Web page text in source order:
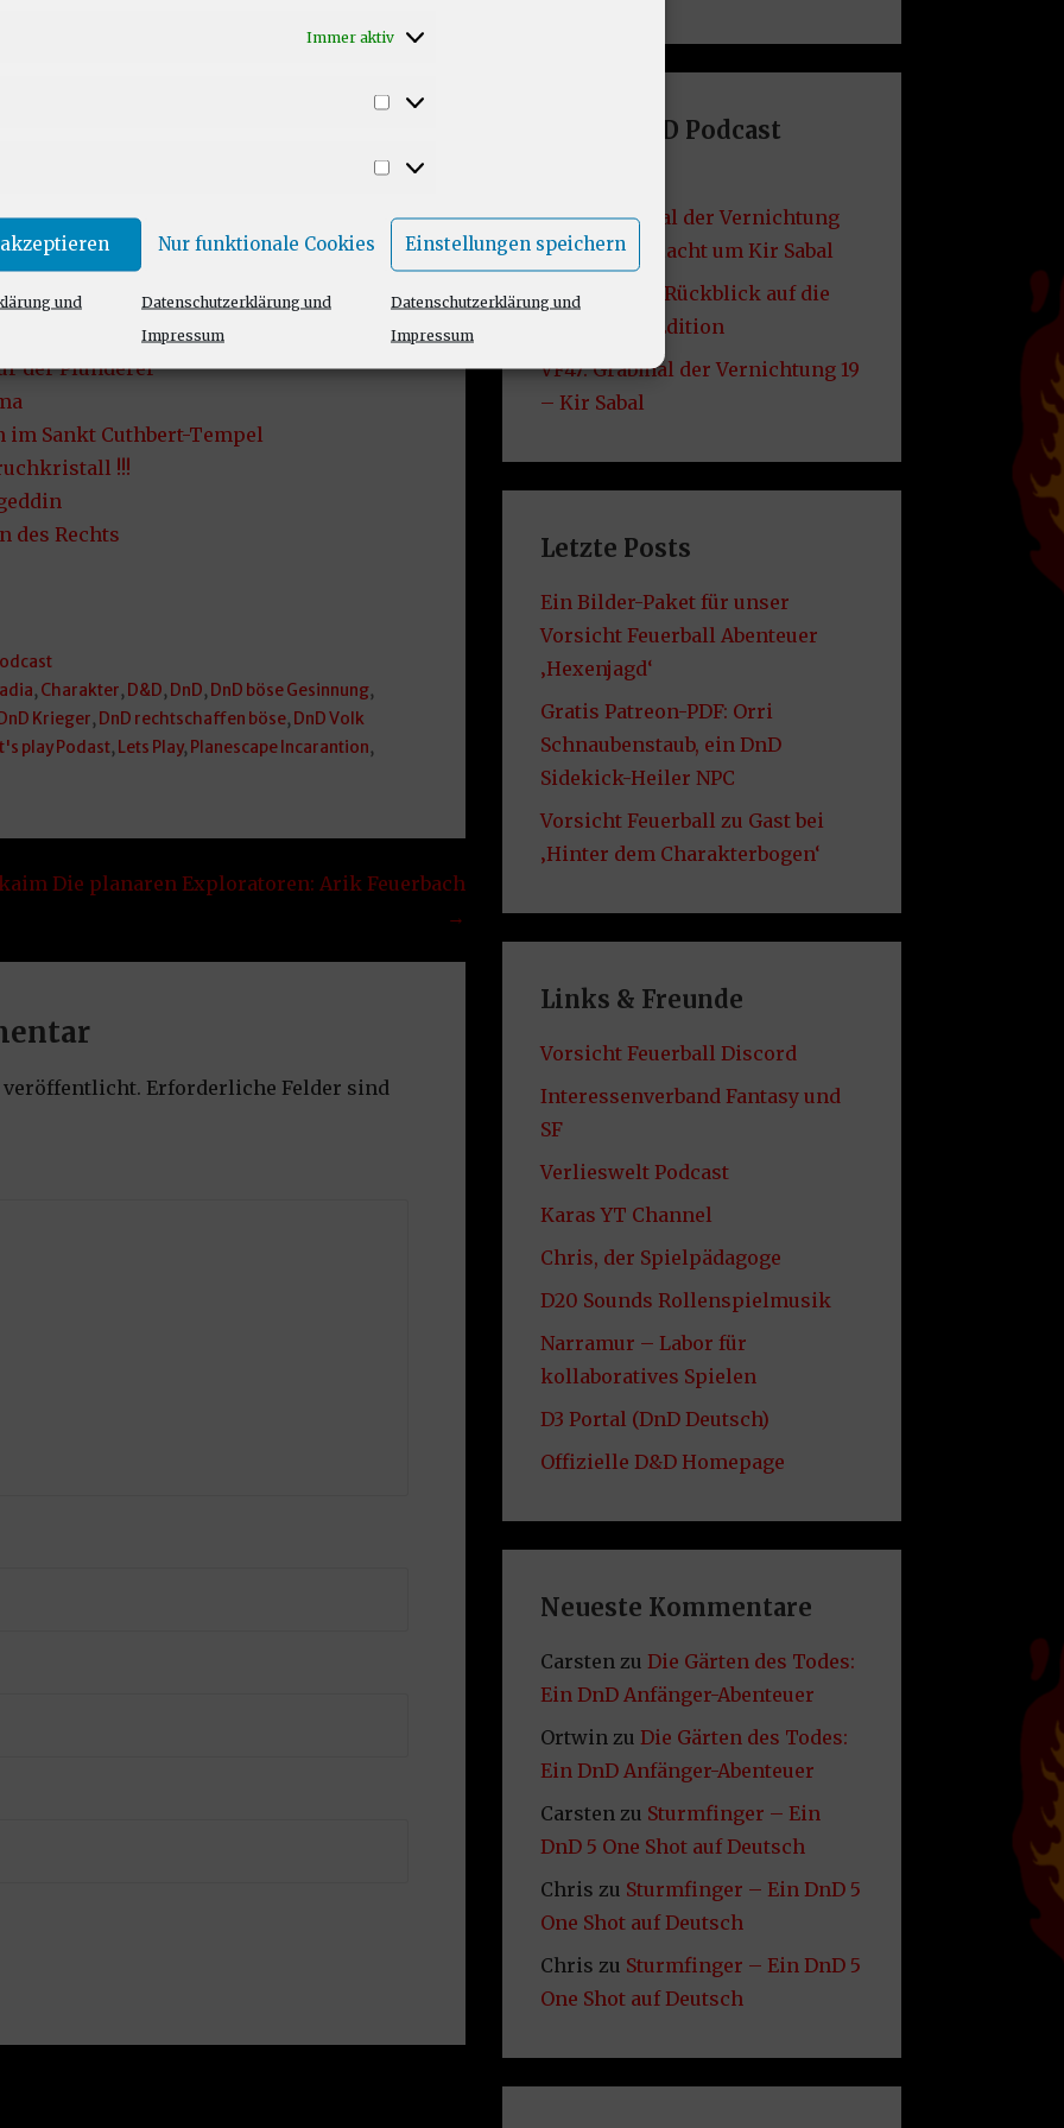
Immer aktiv
Nur funktionale Cookies Einstellungen speichern
und
Datenschutzerklärung und
Impressum
Datenschutzerklärung und
Impressum
eine Weile folgt, merkt man,
Rollenspiel-Systemen mit in
Harbecks interessantesten
der sture Zwerg das Seelen-Wesen
Harbecks
Sigil.
der Plünderer
im Sankt Cuthbert-Tempel
!!!
des Rechts
, Charakter, D&D, DnD, DnD böse Gesinnung,
DnD Krieger, DnD rechtschaffen böse, DnD Volk
play Podast, Lets Play, Planescape Incarantion,
Die planaren Exploratoren: Arik Feuerbach
→
veröffentlicht. Erforderliche Felder sind
Letzte DND Podcast
VF49: Grabmal der Vernichtung
20 – Die Schlacht um Kir Sabal
VF48: Lore – Rückblick auf die
2014er D&D Edition
VF47: Grabmal der Vernichtung 19
– Kir Sabal
Letzte Posts
Ein Bilder-Paket für unser
Vorsicht Feuerball Abenteuer
‚Hexenjagd‘
Gratis Patreon-PDF: Orri
Schnaubenstaub, ein DnD
Sidekick-Heiler NPC
Vorsicht Feuerball zu Gast bei
‚Hinter dem Charakterbogen‘
Links & Freunde
Vorsicht Feuerball Discord
Interessenverband Fantasy und
SF
Verlieswelt Podcast
Karas YT Channel
Chris, der Spielpädagoge
D20 Sounds Rollenspielmusik
Narramur – Labor für
kollaboratives Spielen
D3 Portal (DnD Deutsch)
Offizielle D&D Homepage
Neueste Kommentare
Carstenzu Die Gärten des Todes:
Ein DnD Anfänger-Abenteuer
Ortwinzu Die Gärten des Todes:
Ein DnD Anfänger-Abenteuer
Carstenzu Sturmfinger – Ein
DnD 5 One Shot auf Deutsch
Chris zu Sturmfinger – Ein DnD 5
One Shot auf Deutsch
Chris zu Sturmfinger – Ein DnD 5
One Shot auf Deutsch